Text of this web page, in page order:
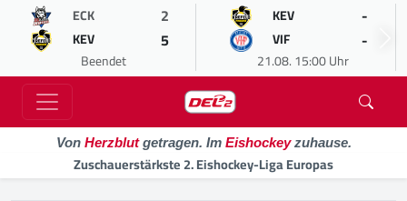
ECK 2
KEV 5
Beendet
KEV -
VIF -
21.08. 15:00 Uhr
Von Herzblutgetragen. Im Eishockeyzuhause.
Zuschauerstärkste 2. Eishockey-Liga Europas